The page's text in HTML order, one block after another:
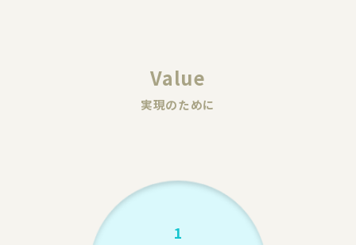
Value
実現のために
1